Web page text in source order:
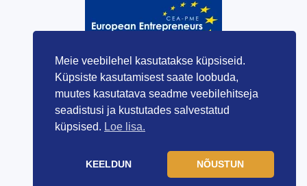
Meie veebilehel kasutatakse küpsiseid.
Küpsiste kasutamisest saate loobuda,
muutes kasutatava seadme veebilehitseja
seadistusi ja kustutades salvestatud
küpsised. Loe lisa.
KEELDUN NÕUSTUN